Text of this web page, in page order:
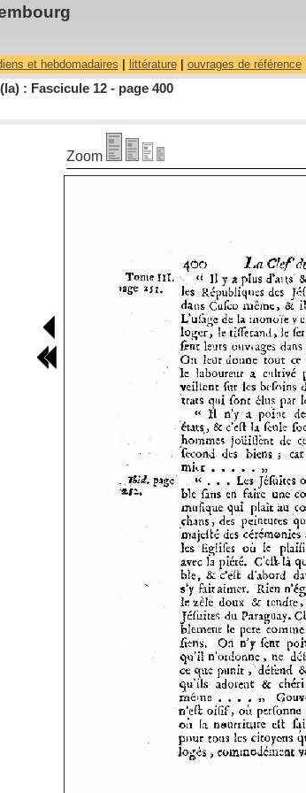
et hebdomadaires littérature| ouvrages de référence|
: Fascicule 12 - page 400
Zoom